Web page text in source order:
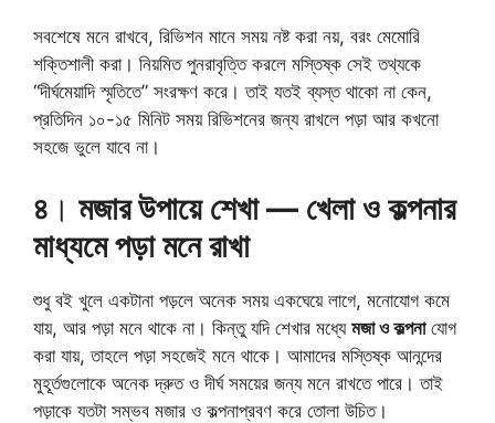
সবশেষে মনে রাখবে, রিভিশন মানে সময় নষ্ট করা নয়, বরং মেমোরি
শক্তিশালী করা। নিয়মিত পুনরাবৃত্তি করলে মস্তিষ্ক সেই তথ্যকে
“দীর্ঘমেয়াদি স্মৃতিতে” সংরক্ষণ করে। তাই যতই ব্যস্ত থাকো না কেন,
প্রতিদিন ১০-১৫ মিনিট সময় রিভিশনের জন্য রাখলে পড়া আর কখনো
সহজে ভুলে যাবে না।
৪ । মজার উপায়ে শেখা — খেলা ও কল্পনার
মাধ্যমে পড়া মনে রাখা
শুধু বই খুলে একটানা পড়লে অনেক সময় একঘেয়ে লাগে, মনোযোগ কমে
যায়, আর পড়া মনে থাকে না। কিন্তু যদি শেখার মধ্যে মজা ও কল্পনাযোগ
করা যায়, তাহলে পড়া সহজেই মনে থাকে। আমাদের মস্তিষ্ক আনন্দের
মুহূর্তগুলোকে অনেক দ্রুত ও দীর্ঘ সময়ের জন্য মনে রাখতে পারে। তাই
পড়াকে যতটা সম্ভব মজার ও কল্পনাপ্রবণ করে তোলা উচিত।